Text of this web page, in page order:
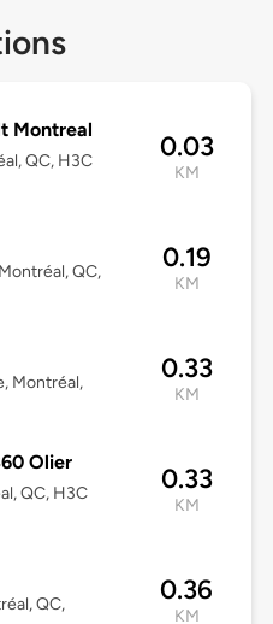
Montreal
QC, H3C
0.03
KM
QC,
0.19
KM
Montréal,
0.33
KM
Olier
QC, H3C
0.33
KM
QC,
0.36
KM